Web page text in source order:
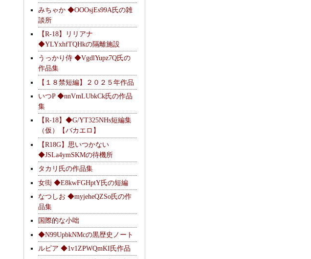
みちゃか ◆OOOsjEs99A氏の雑
談所
【R-18】リリアナ
◆YLYxhfTQHkの隔離施設
うっかり侍 ◆VgdlYupz7Q氏の
作品集
【１８禁短編】２０２５年作品
いつP ◆nnVmLUbkCk氏の作品
集
【R-18】◆G/YT325NHs短編集
（仮）【バカエロ】
【R18G】思いつかない
◆JSLa4ymSKMの待機所
タカリ氏の作品集
女衒 ◆E8kwFGHptY氏の短編
なつしお ◆myjeheQZSo氏の作
品集
国際的な小咄
◆N99UpbkNMcの黒歴史ノート
ルピア ◆1v1ZPWQmKI氏作品